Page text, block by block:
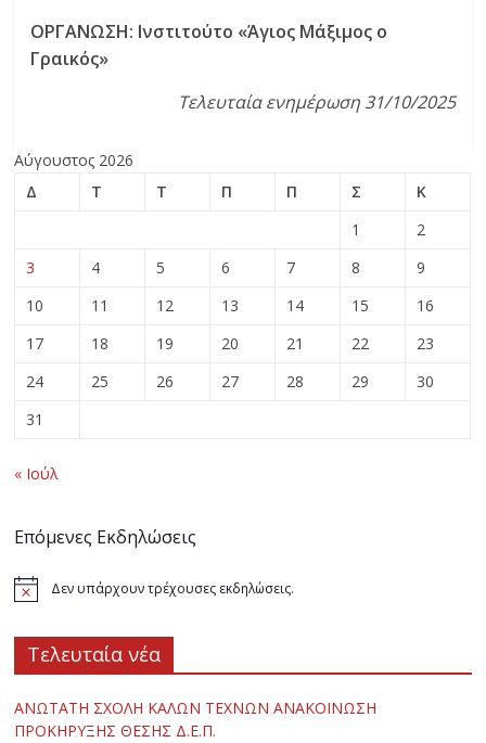
ΟΡΓΑΝΩΣΗ: Ινστιτούτο «Άγιος Μάξιμος ο
Γραικός»
Τελευταία ενημέρωση 31/10/2025
Αύγουστος 2026
Δ
Τ Τ Π Π Σ
Κ
1
2
3
4 5 6 7 8
9
10
11 12 13 14 15
16
17
18 19 20 21 22
23
24
25 26 27 28 29
30
31
« Ιούλ
Επόμενες Εκδηλώσεις
Δεν υπάρχουν τρέχουσες εκδηλώσεις.
Τελευταία νέα
ΑΝΩΤΑΤΗ ΣΧΟΛΗ ΚΑΛΩΝ ΤΕΧΝΩΝ ΑΝΑΚΟΙΝΩΣΗ
ΠΡΟΚΗΡΥΞΗΣ ΘΕΣΗΣ Δ.Ε.Π.